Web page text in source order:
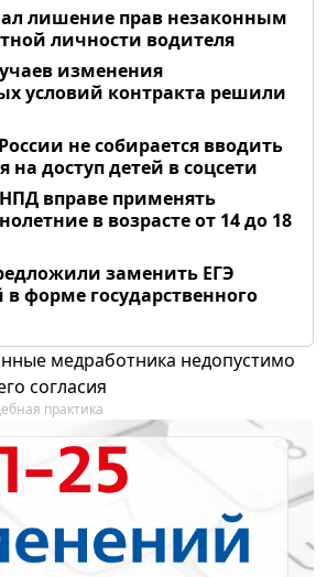
лишение прав незаконным
личности водителя
изменения
условий контракта решили
не собирается вводить
на доступ детей в соцсети
вправе применять
в возрасте от 14 до 18
заменить ЕГЭ
в форме государственного
медработника недопустимо
согласия
практика